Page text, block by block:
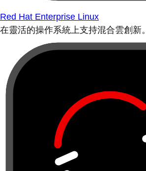
Red Hat Enterprise Linux
在靈活的操作系統上支持混合雲創新。